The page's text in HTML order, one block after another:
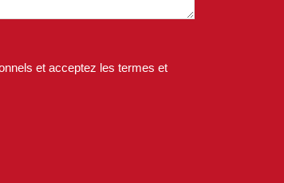
et acceptez les termes et